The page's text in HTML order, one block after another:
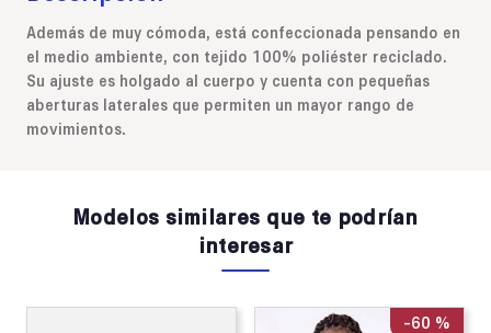
Además de muy cómoda, está confeccionada pensando en
el medio ambiente, con tejido 100% poliéster reciclado.
Su ajuste es holgado al cuerpo y cuenta con pequeñas
aberturas laterales que permiten un mayor rango de
movimientos.
Modelos similares que te podrían
interesar
-60 %